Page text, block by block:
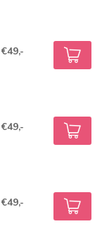
€49,-
€49,-
€49,-